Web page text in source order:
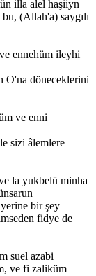
illa alel haşiiyn
(Allah'a) saygılı
ennehüm ileyhi
O'na döneceklerini
ve enni
sizi âlemlere
la yukbelü minha
bir şey
fidye de
suel azabi
ve fi zaliküm